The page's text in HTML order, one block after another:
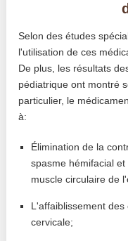
Selon des études
l'utilisation de ces
De plus, les résultats
pédiatrique ont montré
particulier, le
à:
Élimination de la
spasme hémifacial
muscle circulaire de
L'affaiblissement
cervicale;